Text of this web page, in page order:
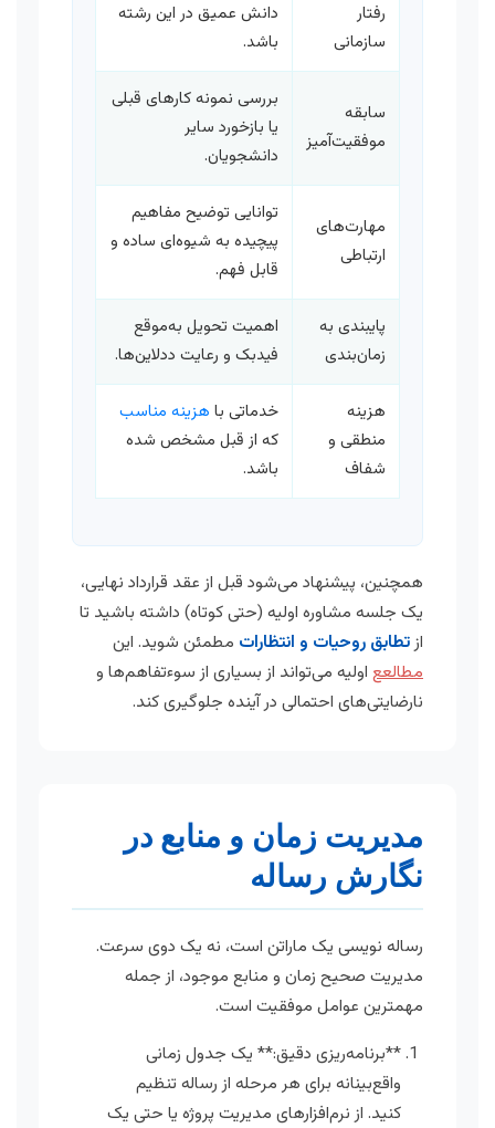
رفتار
سازمانی
دانش عمیق در این رشته
باشد.
سابقه
موفقیت‌آمیز
بررسی نمونه کارهای قبلی
یا بازخورد سایر
دانشجویان.
مهارت‌های
ارتباطی
توانایی توضیح مفاهیم
پیچیده به شیوه‌ای ساده و
قابل فهم.
پایبندی به
زمان‌بندی
اهمیت تحویل به‌موقع
فیدبک و رعایت ددلاین‌ها.
هزینه
منطقی و
شفاف
خدماتی با هزینه مناسب
که از قبل مشخص شده
باشد.
همچنین، پیشنهاد می‌شود قبل از عقد قرارداد نهایی،
یک جلسه مشاوره اولیه (حتی کوتاه) داشته باشید تا
ازتطابق روحیات و انتظارات مطمئن شوید. این
مطالعع اولیه می‌تواند از بسیاری از سوءتفاهم‌ها و
نارضایتی‌های احتمالی در آینده جلوگیری کند.
مدیریت زمان و منابع در
نگارش رساله
رساله نویسی یک ماراتن است، نه یک دوی سرعت.
مدیریت صحیح زمان و منابع موجود، از جمله
مهمترین عوامل موفقیت است.
**برنامه‌ریزی دقیق:** یک جدول زمانی
واقع‌بینانه برای هر مرحله از رساله تنظیم
کنید. از نرم‌افزارهای مدیریت پروژه یا حتی یک